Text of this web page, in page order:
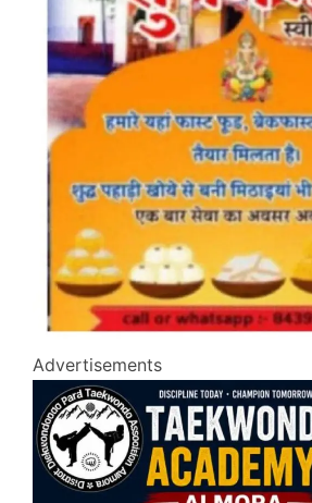
Advertisements